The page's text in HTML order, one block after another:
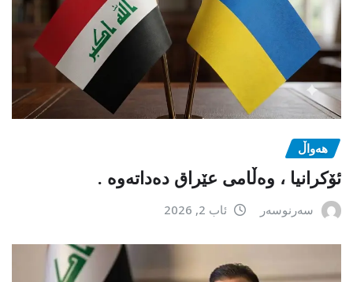
هەواڵ
ئۆکرانیا ، وەڵامی عێراق دەداتەوە .
سەرنوسەر ئاب 2, 2026